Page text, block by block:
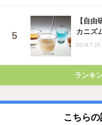
【自
カニズ
2018.7.25
ランキ
こちら